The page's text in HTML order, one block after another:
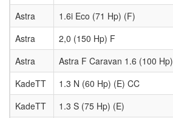
Astra
1.6i Eco (71 Hp) (F)
Astra
2,0 (150 Hp) F
Astra
Astra F Caravan 1.6 (100 Hp)
KadeTT
1.3 N (60 Hp) (E) CC
KadeTT
1.3 S (75 Hp) (E)